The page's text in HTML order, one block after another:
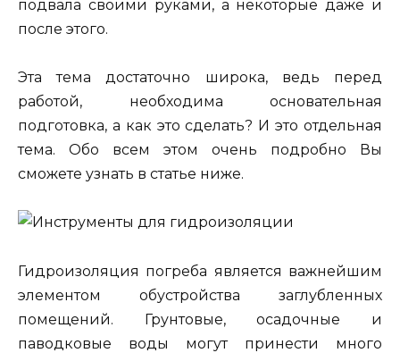
подвала своими руками, а некоторые даже и
после этого.
Эта тема достаточно широка, ведь перед
работой, необходима основательная
подготовка, а как это сделать? И это отдельная
тема. Обо всем этом очень подробно Вы
сможете узнать в статье ниже.
Гидроизоляция погреба является важнейшим
элементом обустройства заглубленных
помещений. Грунтовые, осадочные и
паводковые воды могут принести много